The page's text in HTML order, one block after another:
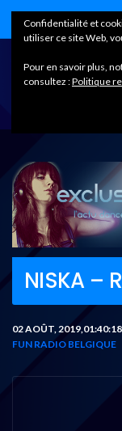
NISKA –
02 AOÛT, 2019,01:40:18
FUN RADIO BELGIQUE
Confidentialité et
utiliser ce site Web,
Pour en savoir plus,
consultez :Politique